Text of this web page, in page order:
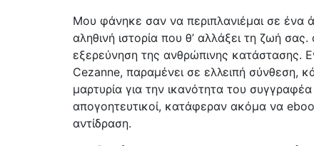
Μου φάνηκε σαν να περιπλανιέμαι σε ένα
αληθινή ιστορία που θ’ αλλάξει τη ζωή
εξερεύνηση της ανθρώπινης κατάστασης.
Cezanne, παραμένει σε ελλειπή σύνθεση,
μαρτυρία για την ικανότητα του
απογοητευτικοί, κατάφεραν ακόμα να
αντίδραση.